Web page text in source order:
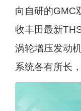
向自研的GMC
收丰田最新
涡轮增压发动
系统各有所长